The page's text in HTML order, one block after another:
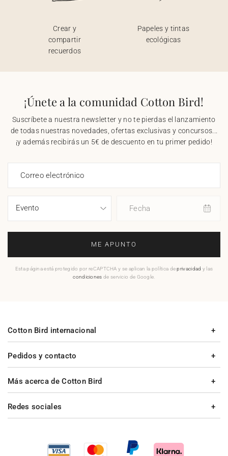
Crear y
compartir
recuerdos
Papeles y tintas
ecológicas
¡Únete a la comunidad Cotton Bird!
Suscríbete a nuestra newsletter y no te pierdas el lanzamiento
de todas nuestras novedades, ofertas exclusivas y concursos...
¡y además recibirás un 5€ de descuento en tu primer pedido!
Correo electrónico
Fecha
ME APUNTO
Esta página está protegido por reCAPTCHA y se aplican la política deprivacidad y las
condiciones de servicio de Google.
Pedidos y contacto
Más acerca de Cotton Bird
Cotton Bird internacional
Redes sociales